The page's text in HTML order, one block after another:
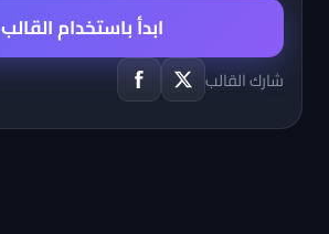
ابدأ باستخدام القالب
شارك القالب